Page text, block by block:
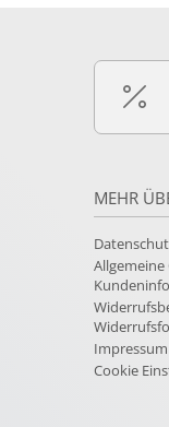
MEHR
Impressum
Cookie